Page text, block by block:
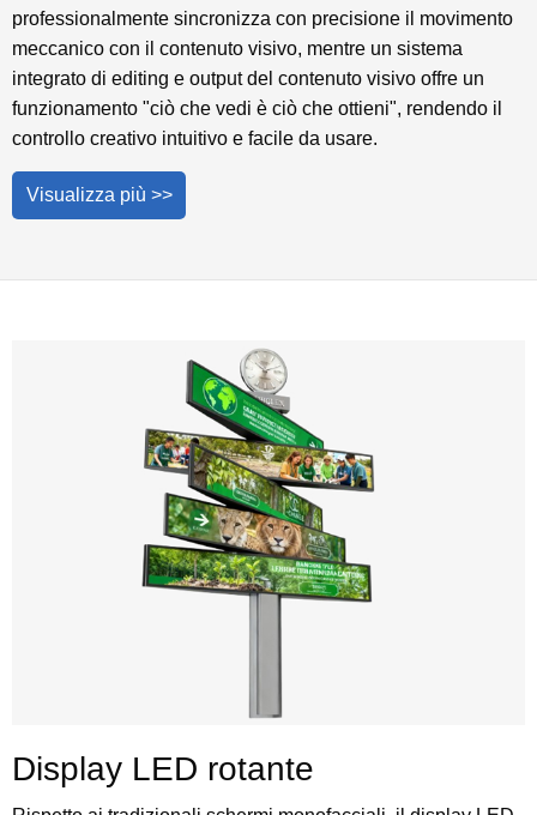
professionalmente sincronizza con precisione il movimento
meccanico con il contenuto visivo, mentre un sistema
integrato di editing e output del contenuto visivo offre un
funzionamento "ciò che vedi è ciò che ottieni", rendendo il
controllo creativo intuitivo e facile da usare.
Visualizza più >>
Display LED rotante